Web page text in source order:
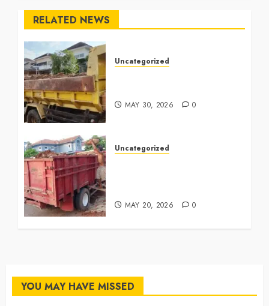
RELATED NEWS
Uncategorized
MAY 30, 2026 0
Uncategorized
MAY 20, 2026 0
YOU MAY HAVE MISSED